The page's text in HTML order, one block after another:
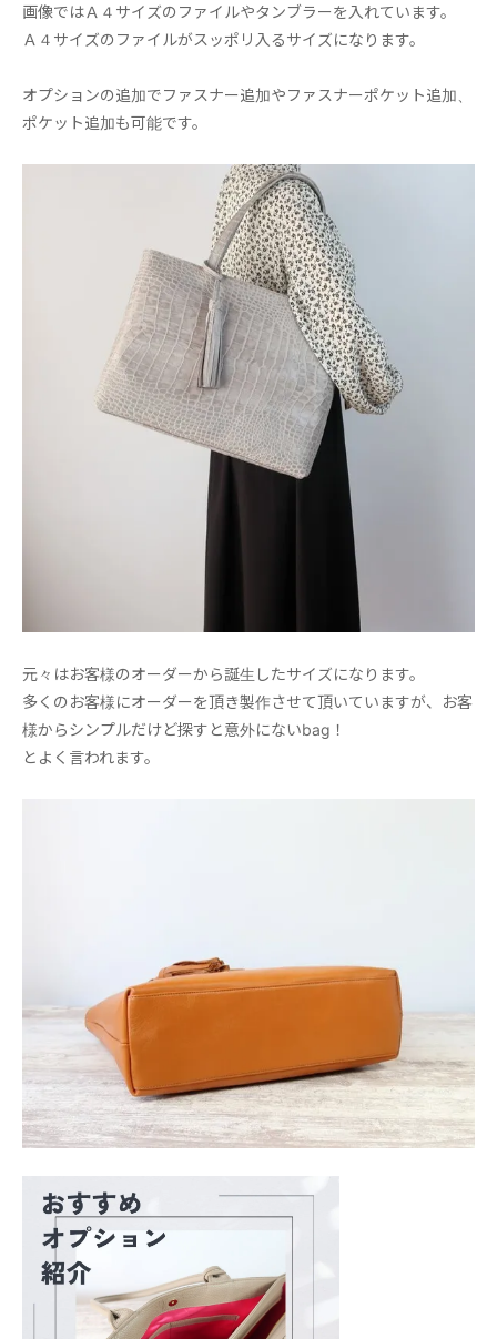
画像ではＡ４サイズのファイルやタンブラーを入れています。
Ａ４サイズのファイルがスッポリ入るサイズになります。
オプションの追加でファスナー追加やファスナーポケット追加、
ポケット追加も可能です。
元々はお客様のオーダーから誕生したサイズになります。
多くのお客様にオーダーを頂き製作させて頂いていますが、お客
様からシンプルだけど探すと意外にないbag！
とよく言われます。